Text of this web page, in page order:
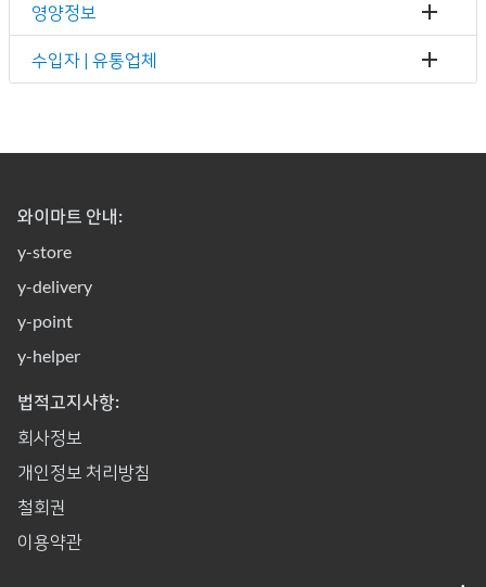
영양정보
수입자 | 유통업체
와이마트 안내:
y-store
y-delivery
y-point
y-helper
법적고지사항:
회사정보
개인정보 처리방침
철회권
이용약관